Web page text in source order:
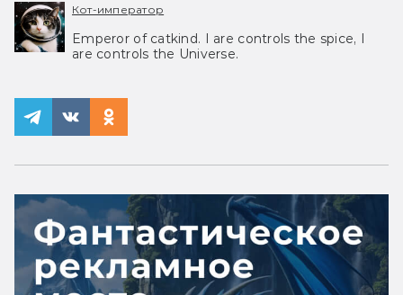
Кот-император
Emperor of catkind. I are controls the spice, I
are controls the Universe.